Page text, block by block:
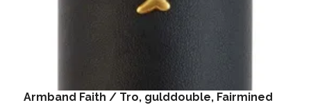
Armband Faith / Tro, gulddouble, Fairmined